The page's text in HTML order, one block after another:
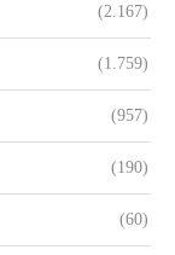
(2.167)
(1.759)
(957)
(190)
(60)